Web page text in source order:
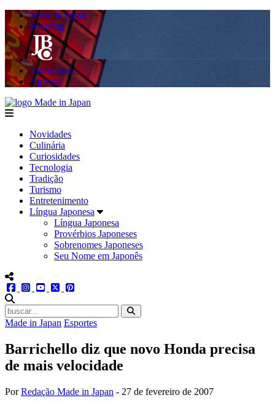
Made in Japan
Hashitag
AkibaSpace
Agenda
menu
Novidades
Culinária
Curiosidades
Tecnologia
Tradição
Turismo
Entretenimento
Língua Japonesa
Língua Japonesa
Provérbios Japoneses
Sobrenomes Japoneses
Seu Nome em Japonês
menu redes social
facebookinstagram
youtube
twitter
Made in Japan Esportes
Barrichello diz que novo Honda precisa
de mais velocidade
PorRedação Made in Japan - 27 de fevereiro de 2007